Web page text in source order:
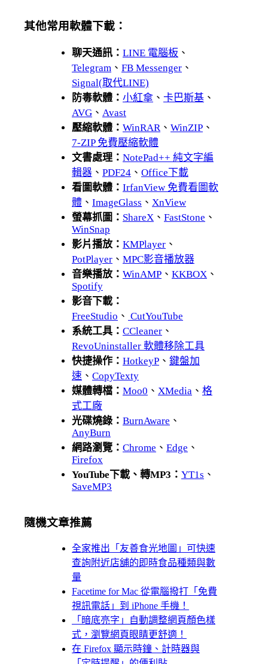
其他常用軟體下載：
聊天通訊： LINE 電腦板 、
Telegram 、 FB Messenger 、
Signal(取代LINE)
防毒軟體： 小紅傘 、 卡巴斯基 、
AVG 、 Avast
壓縮軟體： WinRAR、 WinZIP 、
7-ZIP 免費壓縮軟體
文書處理： NotePad++ 純文字編
輯器 、 PDF24 、 Office下載
看圖軟體： IrfanView 免費看圖軟
體 、 ImageGlass 、 XnView
螢幕抓圖： ShareX 、 FastStone 、
WinSnap
影片播放： KMPlayer 、
PotPlayer 、 MPC影音播放器
音樂播放： WinAMP 、 KKBOX 、
Spotify
影音下載：
FreeStudio 、 CutYouTube
系統工具： CCleaner 、
RevoUninstaller 軟體移除工具
快捷操作： HotkeyP 、 鍵盤加
速 、 CopyTexty
媒體轉檔： Moo0 、 XMedia 、 格
式工廠
光碟燒錄： BurnAware 、
AnyBurn
網路瀏覽： Chrome 、 Edge 、
Firefox
YouTube下載、轉MP3： YT1s 、
SaveMP3
隨機文章推薦
全家推出「友善食光地圖」可快速
查詢附近店舖的即時食品種類與數
量
Facetime for Mac 從電腦撥打「免費
視訊電話」到 iPhone 手機！
「暗底亮字」自動調整網頁顏色樣
式，瀏覽網頁眼睛更舒適！
在 Firefox 顯示時鐘、計時器與